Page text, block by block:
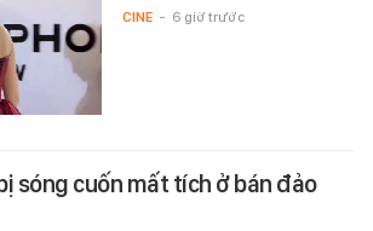
CINE - 6 giờ trước
sóng cuốn mất tích ở bán đảo